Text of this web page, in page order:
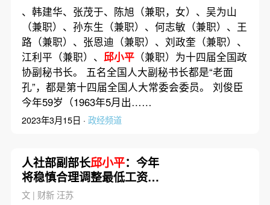
、韩建华、张茂于、陈旭（兼职，女）、吴为山
（兼职）、孙东生（兼职）、何志敏（兼职）、王
路（兼职）、张恩迪（兼职）、刘政奎（兼职）、
江利平（兼职）、 邱小平（兼职）为十四届全国政
协副秘书长。 五名全国人大副秘书长都是“老面
孔”，都是第十四届全国人大常委会委员。 刘俊臣
今年59岁（1963年5月出……
2023年3月15日 · 政经频道
人社部副部长邱小平：今年
将稳慎合理调整最低工资标
准
文 | 财新 汪苏